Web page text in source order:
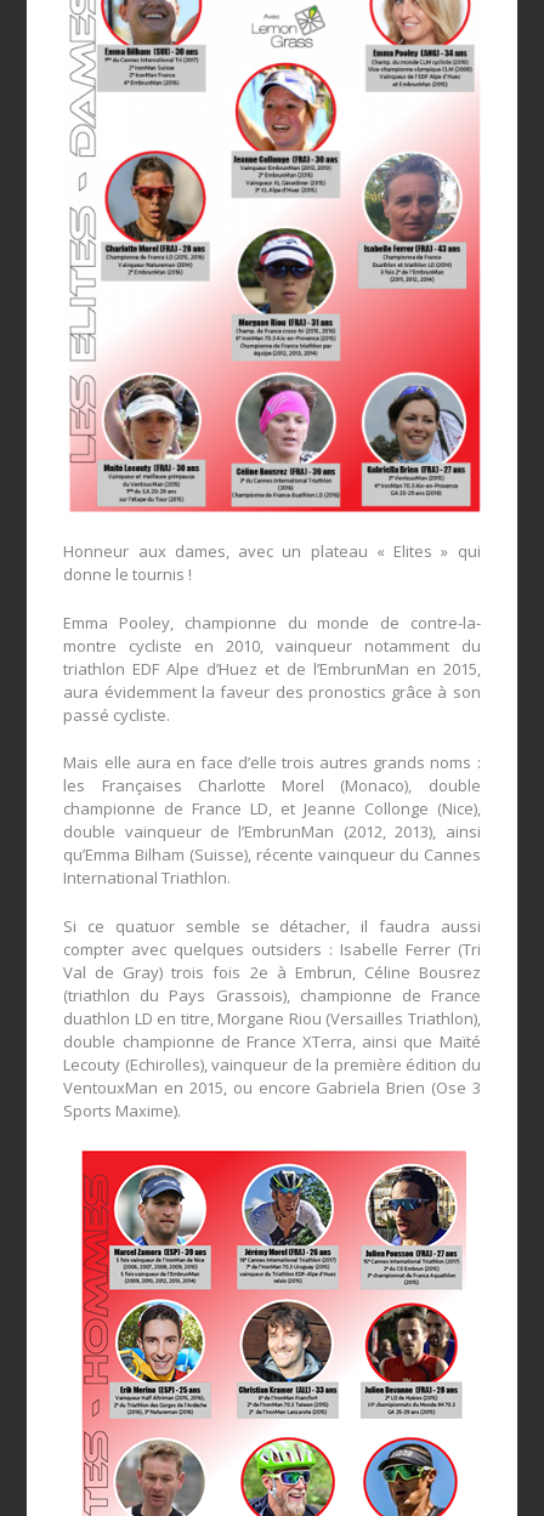
Honneur aux dames, avec un plateau « Elites » qui
donne le tournis !
Emma Pooley, championne du monde de contre-la-
montre cycliste en 2010, vainqueur notamment du
triathlon EDF Alpe d’Huez et de l’EmbrunMan en 2015,
aura évidemment la faveur des pronostics grâce à son
passé cycliste.
Mais elle aura en face d’elle trois autres grands noms :
les Françaises Charlotte Morel (Monaco), double
championne de France LD, et Jeanne Collonge (Nice),
double vainqueur de l’EmbrunMan (2012, 2013), ainsi
qu’Emma Bilham (Suisse), récente vainqueur du Cannes
International Triathlon.
Si ce quatuor semble se détacher, il faudra aussi
compter avec quelques outsiders : Isabelle Ferrer (Tri
Val de Gray) trois fois 2e à Embrun, Céline Bousrez
(triathlon du Pays Grassois), championne de France
duathlon LD en titre, Morgane Riou (Versailles Triathlon),
double championne de France XTerra, ainsi que Maïté
Lecouty (Echirolles), vainqueur de la première édition du
VentouxMan en 2015, ou encore Gabriela Brien (Ose 3
Sports Maxime).